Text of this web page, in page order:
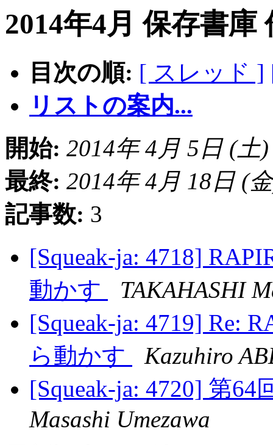
2014年4月 保存書庫
目次の順: [ スレッド ]
リストの案内...
開始: 2014年 4月 5日 (土
最終: 2014年 4月 18日 (
記事数: 3
[Squeak-ja: 4718]
動かす
TAKAHASHI
[Squeak-ja: 4719] Re:
ら動かす
Kazuhiro
[Squeak-ja: 4720] 第
Masashi Umezawa